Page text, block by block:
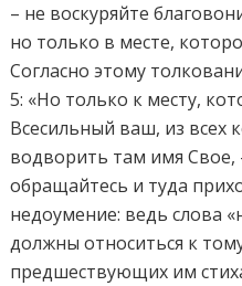
– не воскуряйте
но только в месте,
Согласно этому
5: «Но только к месту,
Всесильный ваш, из всех
водворить там имя Свое,
обращайтесь и туда
недоумение: ведь слова
должны относиться к
предшествующих им